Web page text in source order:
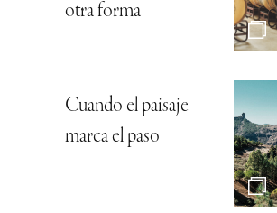
otra forma
Cuando el paisaje
marca el paso